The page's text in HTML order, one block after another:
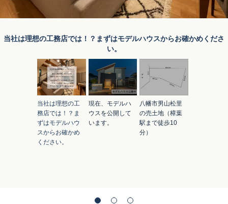
当社は理想の工務店では！？まずはモデルハウスからお確かめくださ
い。
当社は理想の工
務店では！？ま
ずはモデルハウ
スからお確かめ
ください。
現在、モデルハ
ウスを公開して
います。
八幡市男山松里
の売土地（樟葉
駅まで徒歩10
分）